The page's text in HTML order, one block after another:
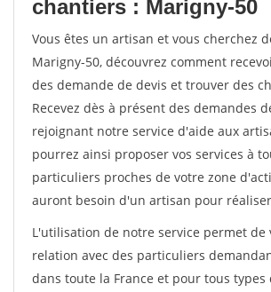
chantiers : Marigny-50
Vous êtes un artisan et vous cherchez
Marigny-50, découvrez comment
des demande de devis et trouver des
Recevez dès à présent des demandes
rejoignant notre service d'aide aux
pourrez ainsi proposer vos services à
particuliers proches de votre zone
auront besoin d'un artisan pour
L'utilisation de notre service permet de
relation avec des particuliers
dans toute la France et pour tous types